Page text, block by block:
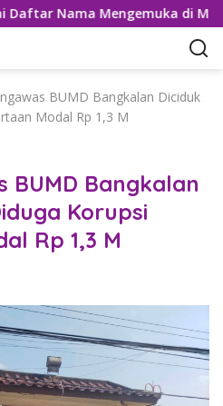
Mengemuka di Medsos
BUMD Bangkalan Diciduk
Modal Rp 1,3 M
BUMD Bangkalan
Korupsi
Rp 1,3 M